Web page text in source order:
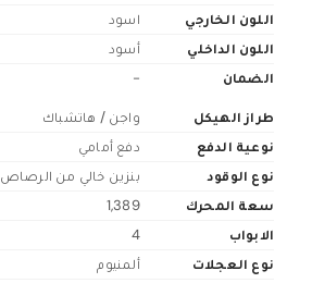
اللون الخارجي
اسود
اللون الداخلي
أسود
الضمان
-
طراز الهيكل
واجن / هاتشباك
نوعية الدفع
دفع أمامي
نوع الوقود
بنزين خالي من الرصاص 95
سعة المحرك
1,389
الابواب
4
نوع العجلات
ألمنيوم